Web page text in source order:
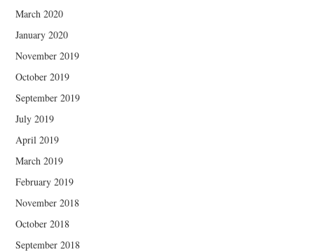
March 2020
January 2020
November 2019
October 2019
September 2019
July 2019
April 2019
March 2019
February 2019
November 2018
October 2018
September 2018